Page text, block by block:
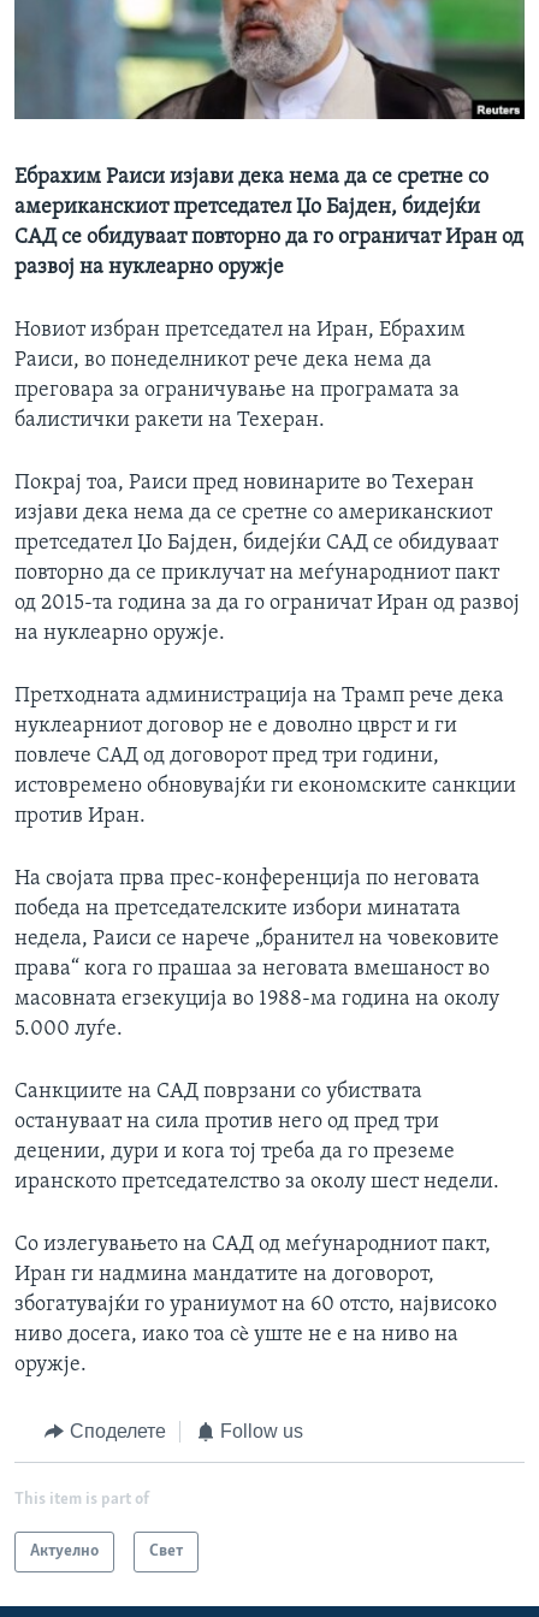
ИНТЕРВЈУА
Ебрахим Раиси изјави дека нема да се сретне со
американскиот претседател Џо Бајден, бидејќи
САД се обидуваат повторно да го ограничат Иран од
развој на нуклеарно оружје
Новиот избран претседател на Иран, Ебрахим
Раиси, во понеделникот рече дека нема да
преговара за ограничување на програмата за
балистички ракети на Техеран.
Покрај тоа, Раиси пред новинарите во Техеран
изјави дека нема да се сретне со американскиот
претседател Џо Бајден, бидејќи САД се обидуваат
повторно да се приклучат на меѓународниот пакт
од 2015-та година за да го ограничат Иран од развој
на нуклеарно оружје.
Претходната администрација на Трамп рече дека
нуклеарниот договор не е доволно цврст и ги
повлече САД од договорот пред три години,
истовремено обновувајќи ги економските санкции
против Иран.
На својата прва прес-конференција по неговата
победа на претседателските избори минатата
недела, Раиси се нарече „бранител на човековите
права“ кога го прашаа за неговата вмешаност во
масовната егзекуција во 1988-ма година на околу
5.000 луѓе.
Санкциите на САД поврзани со убиствата
остануваат на сила против него од пред три
децении, дури и кога тој треба да го преземе
иранското претседателство за околу шест недели.
Со излегувањето на САД од меѓународниот пакт,
Иран ги надмина мандатите на договорот,
збогатувајќи го ураниумот на 60 отсто, највисоко
ниво досега, иако тоа сè уште не е на ниво на
оружје.
Споделете Follow us
This item is part of
Актуелно Свет